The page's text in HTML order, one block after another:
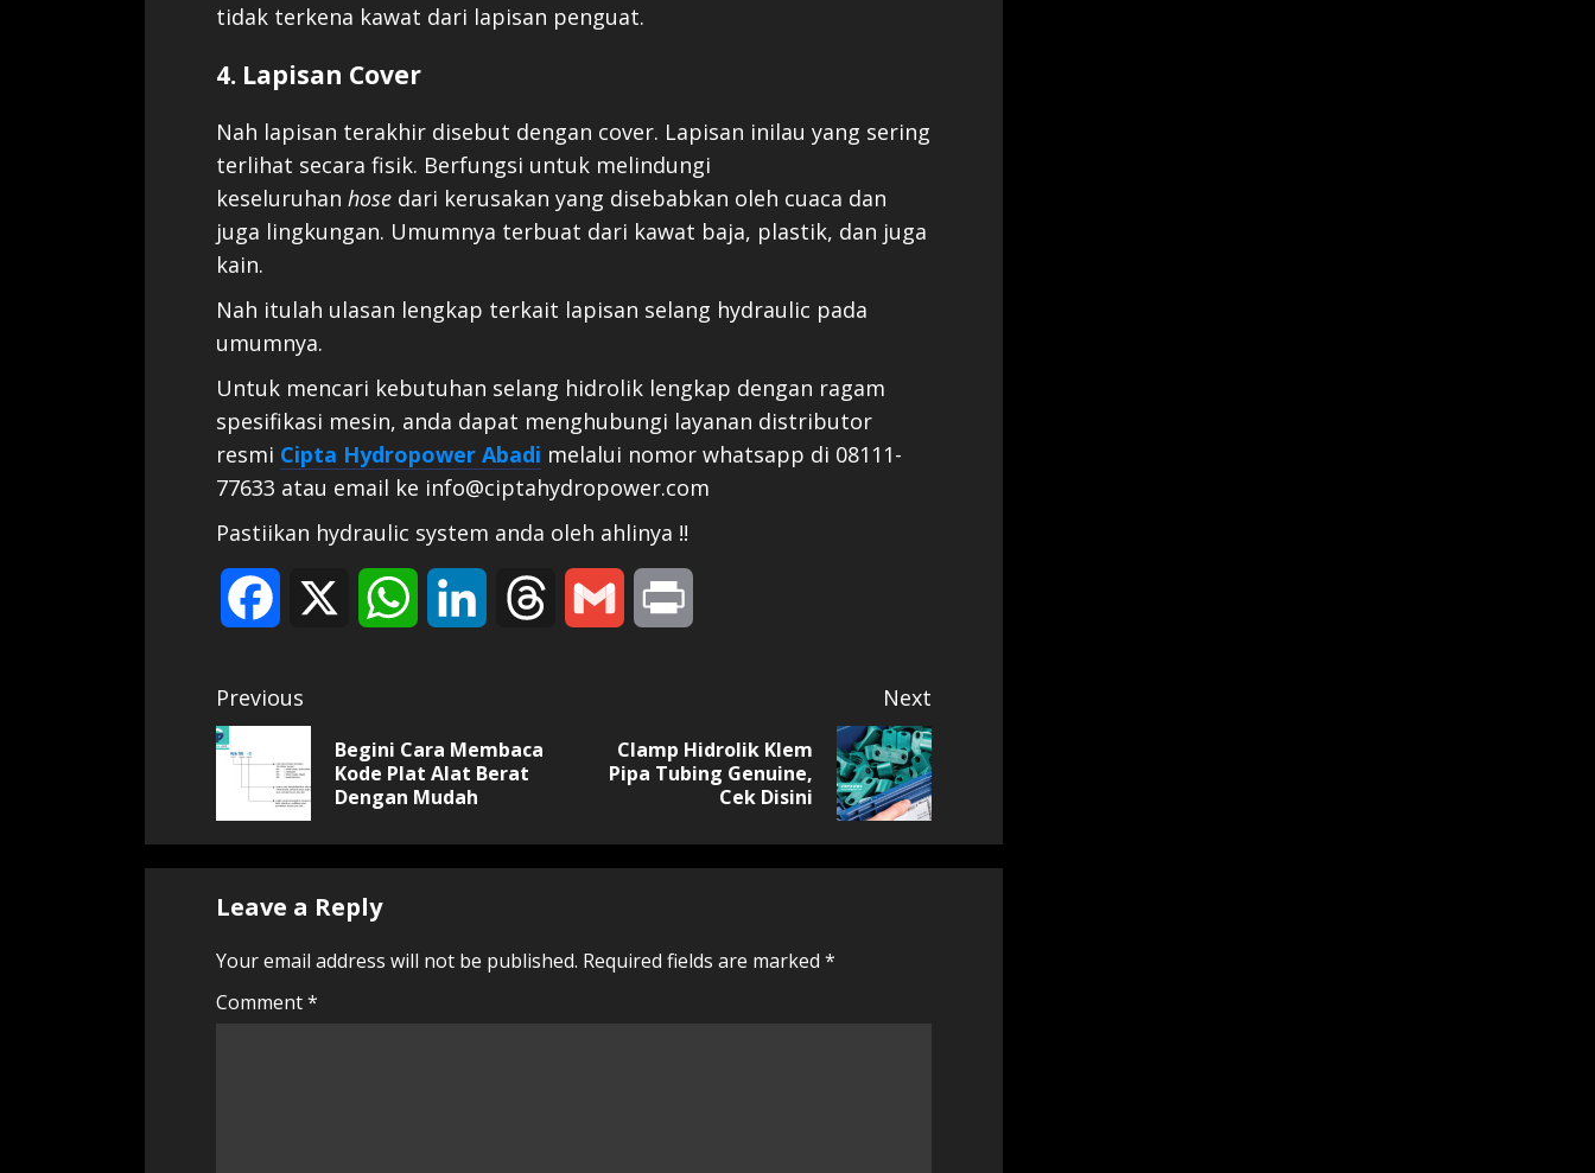
tidak terkena kawat dari lapisan penguat.
4. Lapisan Cover
Nah lapisan terakhir disebut dengan cover. Lapisan inilau yang sering
terlihat secara fisik. Berfungsi untuk melindungi
keseluruhan hose dari kerusakan yang disebabkan oleh cuaca dan
juga lingkungan. Umumnya terbuat dari kawat baja, plastik, dan juga
kain.
Nah itulah ulasan lengkap terkait lapisan selang hydraulic pada
umumnya.
Untuk mencari kebutuhan selang hidrolik lengkap dengan ragam
spesifikasi mesin, anda dapat menghubungi layanan distributor
resmi Cipta Hydropower Abadi melalui nomor whatsapp di 08111-
77633 atau email ke info@ciptahydropower.com
Pastiikan hydraulic system anda oleh ahlinya !!
Facebook WhatsAppLinkedIn Threads Gmail
Continue
Reading
Previous
Previous
Begini Cara Membaca
Kode Plat Alat Berat
Dengan Mudah
Next
Next
Clamp Hidrolik Klem
Pipa Tubing Genuine,
Cek Disini
Leave a Reply
Your email address will not be published. Required fields are marked *
Comment*